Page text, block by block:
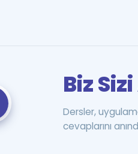
Biz
Dersler,
cevaplarını